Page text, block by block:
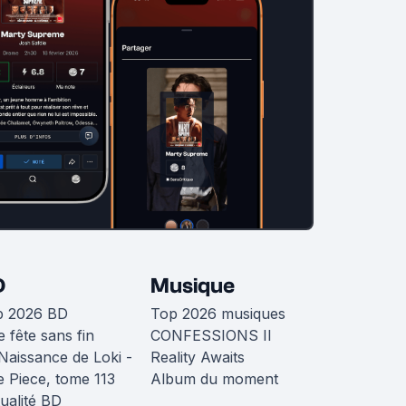
2026 BD
fête sans fin
de Loki -
Piece, tome 113
BD
Musique
Top 2026 musiques
CONFESSIONS II
Reality Awaits
Album du moment